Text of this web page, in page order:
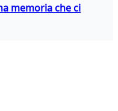
memoria che ci